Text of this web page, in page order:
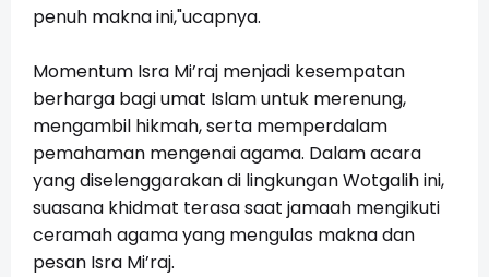
penuh makna ini,"ucapnya.
Momentum Isra Mi’raj menjadi kesempatan
berharga bagi umat Islam untuk merenung,
mengambil hikmah, serta memperdalam
pemahaman mengenai agama. Dalam acara
yang diselenggarakan di lingkungan Wotgalih ini,
suasana khidmat terasa saat jamaah mengikuti
ceramah agama yang mengulas makna dan
pesan Isra Mi’raj.